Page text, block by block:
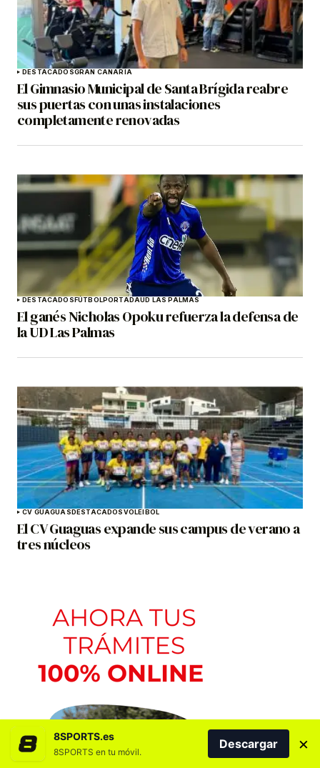
DESTACADOSGRAN CANARIA
El Gimnasio Municipal de Santa Brígida reabre
sus puertas con unas instalaciones
completamente renovadas
DESTACADOSFÚTBOLPORTADAUD LAS PALMAS
El ganés Nicholas Opoku refuerza la defensa de
la UD Las Palmas
CV GUAGUASDESTACADOSVOLEIBOL
El CV Guaguas expande sus campus de verano a
tres núcleos
8SPORTS.es
8SPORTS en tu móvil.
Descargar ×